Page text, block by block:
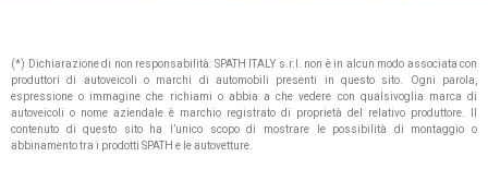
(*) Dichiarazione di non responsabilità: SPATH ITALY s.r.l. non è in alcun modo associata con
produttori di autoveicoli o marchi di automobili presenti in questo sito. Ogni parola,
espressione o immagine che richiami o abbia a che vedere con qualsivoglia marca di
autoveicoli o nome aziendale è marchio registrato di proprietà del relativo produttore. Il
contenuto di questo sito ha l’unico scopo di mostrare le possibilità di montaggio o
abbinamento tra i prodotti SPATH e le autovetture.